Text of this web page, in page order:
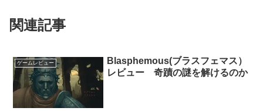
関連記事
ゲームレビュー
Blasphemous(ブラスフェマス）
レビュー 奇蹟の謎を解けるのか